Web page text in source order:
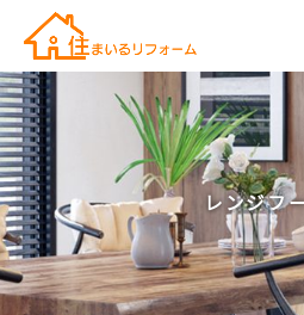
レンジフ